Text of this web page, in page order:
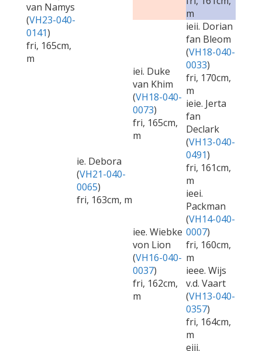
van Namys
(VH23-040-
0141)
fri, 165cm,
m
m
ie. Debora
(VH21-040-
0065)
fri, 163cm, m
iei. Duke
van Khim
(VH18-040-
0073)
fri, 165cm,
m
ieii. Dorian
fan Bleom
(VH18-040-
0033)
fri, 170cm,
m
ieie. Jerta
fan
Declark
(VH13-040-
0491)
fri, 161cm,
m
iee. Wiebke
von Lion
(VH16-040-
0037)
fri, 162cm,
m
ieei.
Packman
(VH14-040-
0007)
fri, 160cm,
m
ieee. Wijs
v.d. Vaart
(VH13-040-
0357)
fri, 164cm,
m
eiii.